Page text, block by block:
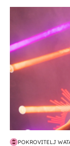
POKROVITELJ